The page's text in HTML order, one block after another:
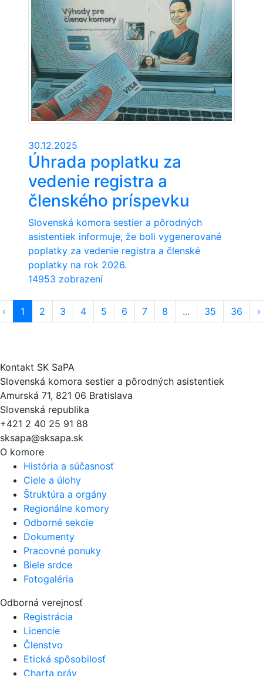
30.12.2025
Úhrada poplatku za
vedenie registra a
členského príspevku
Slovenská komora sestier a pôrodných
asistentiek informuje, že boli vygenerované
poplatky za vedenie registra a členské
poplatky na rok 2026.
14953 zobrazení
‹ 1 2 3 4 5 6 7 8 ... 35 36 ›
Kontakt SK SaPA
Slovenská komora sestier a pôrodných asistentiek
Amurská 71, 821 06 Bratislava
Slovenská republika
+421 2 40 25 91 88
sksapa@sksapa.sk
O komore
História a súčasnosť
Ciele a úlohy
Štruktúra a orgány
Regionálne komory
Odborné sekcie
Dokumenty
Pracovné ponuky
Biele srdce
Fotogaléria
Odborná verejnosť
Registrácia
Licencie
Členstvo
Etická spôsobilosť
Charta práv